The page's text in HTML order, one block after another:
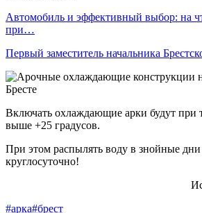
Автомобиль и эффективный выбор: на
при…
Первый заместитель начальника
Включать охлаждающие арки будут при
выше +25 градусов.
При этом распылять воду в знойные дни
круглосуточно!
#арка#брест